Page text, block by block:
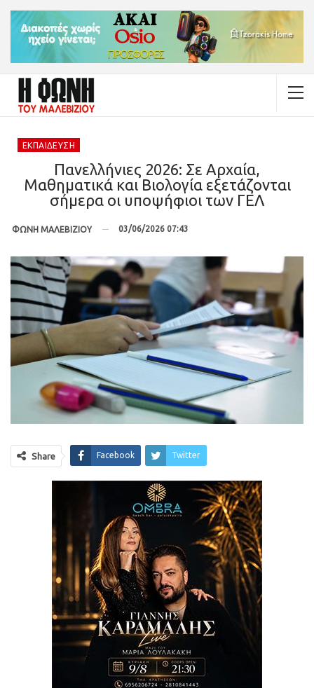
ΕΚΠΑΊΔΕΥΣΗ
Πανελλήνιες 2026: Σε Αρχαία,
Μαθηματικά και Βιολογία εξετάζονται
σήμερα οι υποψήφιοι των ΓΕΛ
ΦΩΝΗ ΜΑΛΕΒΙΖΙΟΥ 03/06/2026 07:43
Share Facebook Twitter